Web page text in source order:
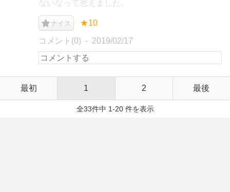
ないなって思えました。
ナイス ★10
コメント(0) 2019/02/17
最初 1 2 最後
全33件中 1-20 件を表示